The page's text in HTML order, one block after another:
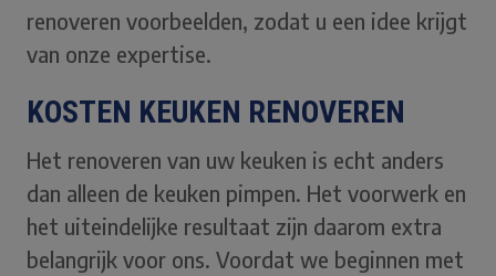
renoveren voorbeelden, zodat u een idee krijgt
van onze expertise.
KOSTEN KEUKEN RENOVEREN
Het renoveren van uw keuken is echt anders
dan alleen de keuken pimpen. Het voorwerk en
het uiteindelijke resultaat zijn daarom extra
belangrijk voor ons. Voordat we beginnen met